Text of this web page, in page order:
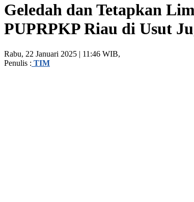
Geledah dan Tetapkan
PUPRPKP Riau di Usut
Rabu, 22 Januari 2025 | 11:46 WIB,
Penulis : TIM